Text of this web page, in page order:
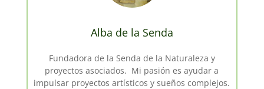
Alba de la Senda
Fundadora de la Senda de la Naturaleza y
proyectos asociados. Mi pasión es ayudar a
impulsar proyectos artísticos y sueños complejos.